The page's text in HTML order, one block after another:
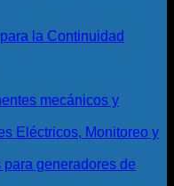
la Continuidad
mecánicos y
Eléctricos, Monitoreo y
generadores de